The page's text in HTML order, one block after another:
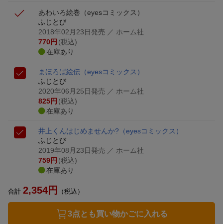
あわいろ絵巻 （eyesコミックス）
ふじとび
2018年02月23日発売 ／ ホーム社
770円 (税込)
在庫あり
まほろば絵伝 （eyesコミックス）
ふじとび
2020年06月25日発売 ／ ホーム社
825円 (税込)
在庫あり
井上くんはじめませんか? （eyesコミックス）
ふじとび
2019年08月23日発売 ／ ホーム社
759円 (税込)
在庫あり
合計 2,354円 （税込）
3点とも買い物かごに入れる